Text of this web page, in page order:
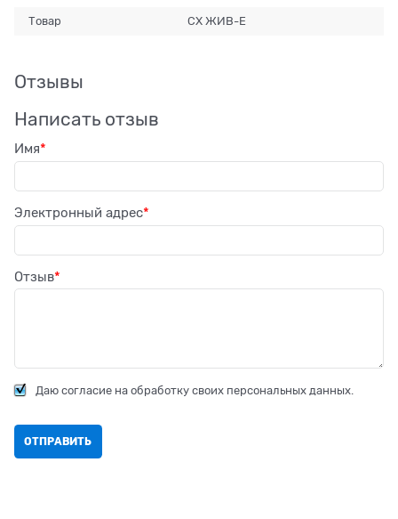
Товар СХ ЖИВ-Е
Отзывы
Написать отзыв
Имя
Электронный адрес
Отзыв
Даю согласие на обработку своих персональных данных.